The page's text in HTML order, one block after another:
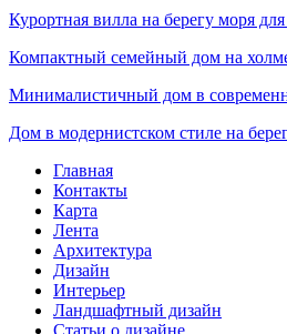
Курортная вилла на берегу моря
Компактный семейный дом на
Минималистичный дом в
Дом в модернистском стиле на
Главная
Контакты
Карта
Лента
Архитектура
Дизайн
Интерьер
Ландшафтный дизайн
Статьи о дизайне